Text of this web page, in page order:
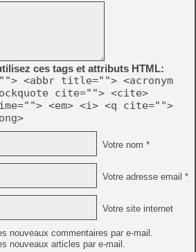
ces tags et attributs HTML:
<abbr title=""> <acronym
cite=""> <cite>
<em> <i> <q cite="">
Votre nom *
Votre adresse email *
Votre site internet
nouveaux commentaires par e-mail.
nouveaux articles par e-mail.